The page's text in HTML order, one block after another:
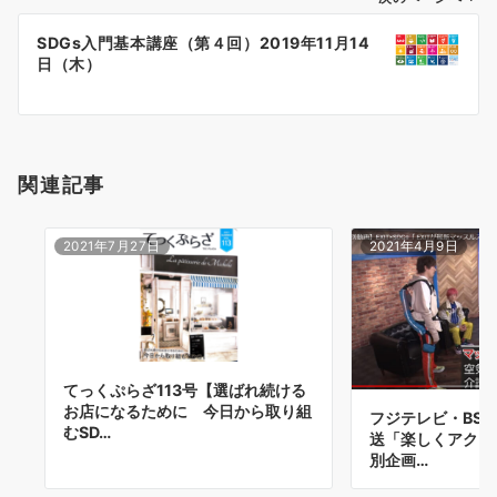
ン
SDGs入門基本講座（第４回）2019年11月14
日（木）
関連記事
2021年7月27日
てっくぷらざ113号【選ばれ続ける
お店になるために 今日から取り組
むSD…
2021年4月9日
フジテレビ・BS
送「楽しくアク
別企画…